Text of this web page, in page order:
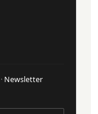
Newsletter